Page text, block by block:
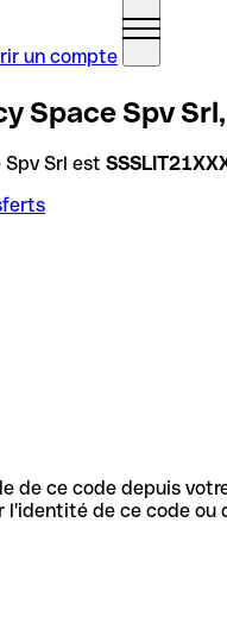
un compte
Space Spv
Spv Srl est
de ce code depuis
l'identité de ce code